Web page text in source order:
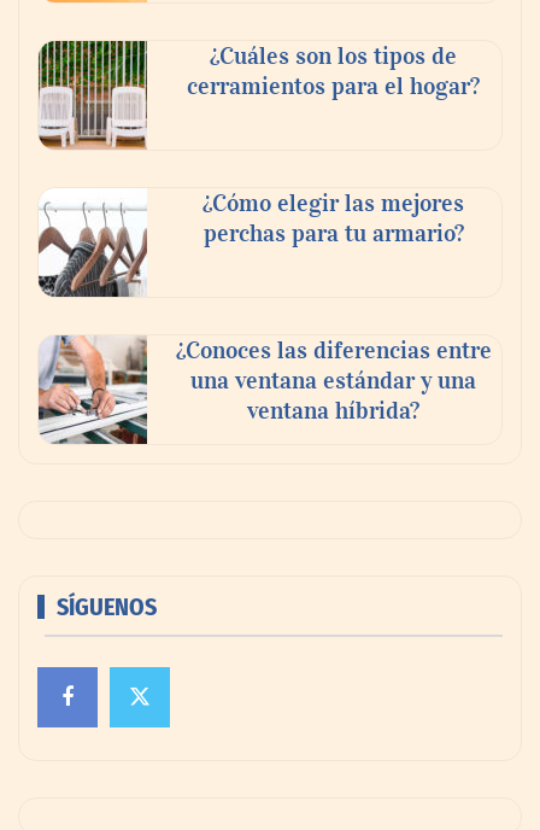
¿Cuáles son los tipos de
cerramientos para el hogar?
¿Cómo elegir las mejores
perchas para tu armario?
¿Conoces las diferencias entre
una ventana estándar y una
ventana híbrida?
SÍGUENOS